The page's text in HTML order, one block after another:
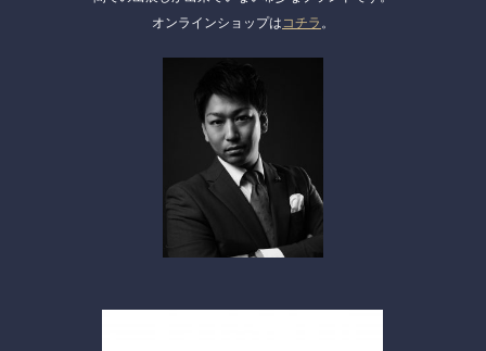
オンラインショップは コチラ 。